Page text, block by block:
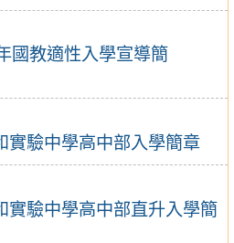
國教適性入學宣導簡
實驗中學高中部入學簡章
實驗中學高中部直升入學簡